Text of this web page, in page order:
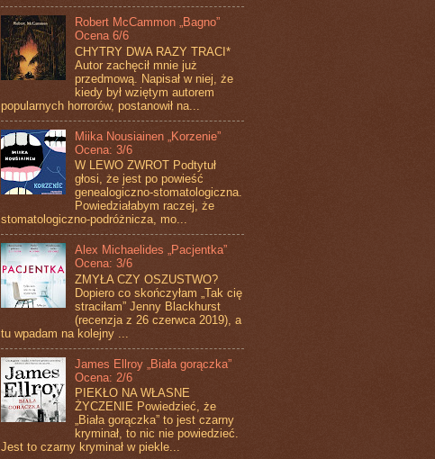
Robert McCammon „Bagno”
Ocena 6/6
CHYTRY DWA RAZY TRACI*
Autor zachęcił mnie już
przedmową. Napisał w niej, że
kiedy był wziętym autorem
popularnych horrorów, postanowił na...
Miika Nousiainen „Korzenie”
Ocena: 3/6
W LEWO ZWROT Podtytuł
głosi, że jest po powieść
genealogiczno-stomatologiczna.
Powiedziałabym raczej, że
stomatologiczno-podróżnicza, mo...
Alex Michaelides „Pacjentka”
Ocena: 3/6
ZMYŁA CZY OSZUSTWO?
Dopiero co skończyłam „Tak cię
straciłam” Jenny Blackhurst
(recenzja z 26 czerwca 2019), a
tu wpadam na kolejny ...
James Ellroy „Biała gorączka”
Ocena: 2/6
PIEKŁO NA WŁASNE
ŻYCZENIE Powiedzieć, że
„Biała gorączka” to jest czarny
kryminał, to nic nie powiedzieć.
Jest to czarny kryminał w piekle...